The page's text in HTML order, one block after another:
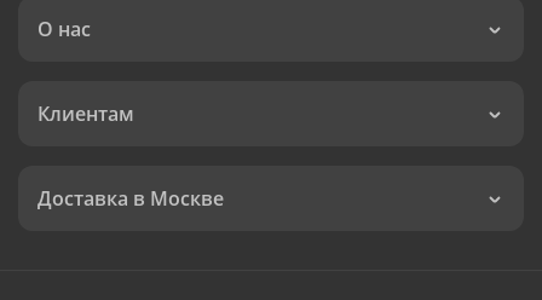
О нас
Клиентам
Доставка в Москве